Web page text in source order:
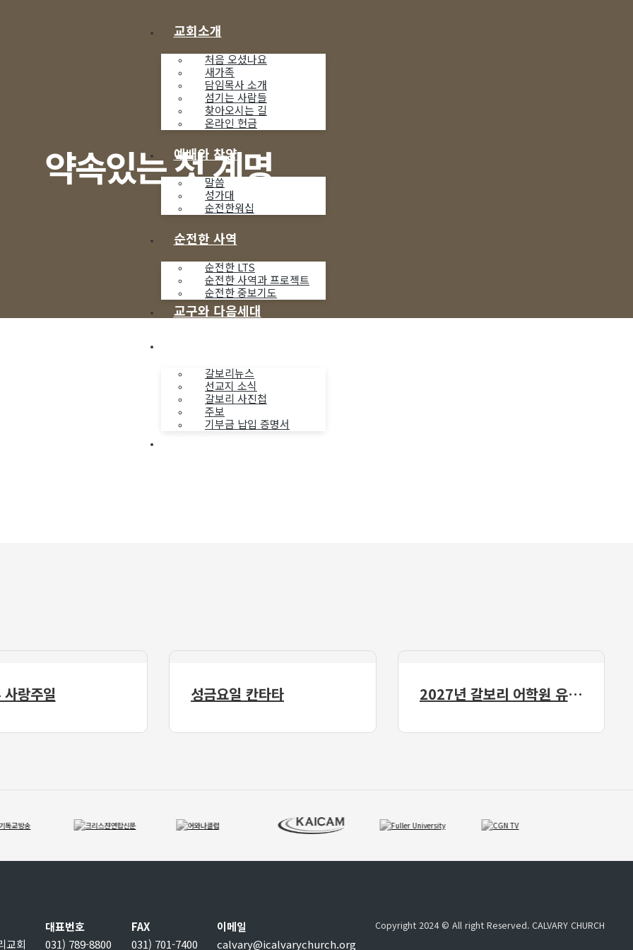
교회소개
처음 오셨나요
새가족
담임목사 소개
섬기는 사람들
찾아오시는 길
온라인 헌금
예배와 찬양
말씀
성가대
순전한워십
순전한 사역
순전한 LTS
순전한 사역과 프로젝트
순전한 중보기도
교구와 다음세대
갈보리뉴스
선교지 소식
갈보리 사진첩
주보
기부금 납입 증명서
약속있는 첫 계명
랑주일 성금요일 칸타타 2027년 갈보리 어학원 유치부 신입생 모집
교회
대표번호
031) 789-8800
FAX
031) 701-7400
이메일
calvary@icalvarychurch.org
Copyright 2024 © All right Reserved. CALVARY CHURCH